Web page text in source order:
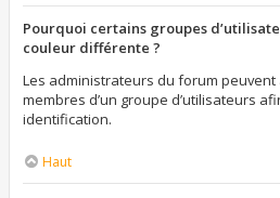
Pourquoi certains groupes
couleur différente ?
Les administrateurs du forum
membres d’un groupe d’utilisateurs
identification.
Haut